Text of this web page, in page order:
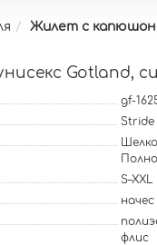
Жилет с
Gotland,
gf-
Stride
S–XXL
начес
флис